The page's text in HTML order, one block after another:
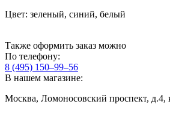
Цвет: зеленый, синий, белый
Также оформить заказ можно
По телефону:
8 (495) 150–99–56
В нашем магазине:
Москва, Ломоносовский проспект, д.4,